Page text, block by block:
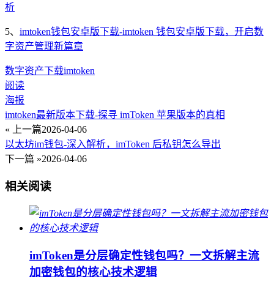
析
5、 imtoken钱包安卓版下载-imtoken 钱包安卓版下载，开启数
字资产管理新篇章
数字资产下载imtoken
阅读
海报
imtoken最新版本下载-探寻 imToken 苹果版本的真相
« 上一篇2026-04-06
以太坊im钱包-深入解析，imToken 后私钥怎么导出
下一篇 »2026-04-06
相关阅读
imToken是分层确定性钱包吗？一文拆解主流
加密钱包的核心技术逻辑